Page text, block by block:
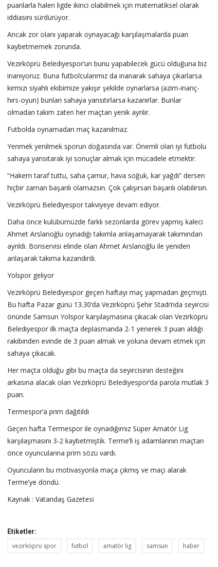
puanlarla halen ligde ikinci olabilmek için matematiksel olarak
iddiasını sürdürüyor.
Ancak zor olanı yaparak oynayacağı karşılaşmalarda puan
kaybetmemek zorunda.
Vezirköprü Belediyespor’un bunu yapabilecek gücü olduğuna biz
inanıyoruz. Buna futbolcularımız da inanarak sahaya çıkarlarsa
kırmızı siyahlı ekibimize yakışır şekilde oynarlarsa (azim-inanç-
hırs-oyun) bunları sahaya yansıtırlarsa kazanırlar. Bunlar
olmadan takım zaten her maçtan yenik ayrılır.
Futbolda oynamadan maç kazanılmaz.
Yenmek yenilmek sporun doğasında var. Önemli olan iyi futbolu
sahaya yansıtarak iyi sonuçlar almak için mücadele etmektir.
“Hakem taraf tuttu, saha çamur, hava soğuk, kar yağdı” dersen
hiçbir zaman başarılı olamazsın. Çok çalışırsan başarılı olabilirsin.
Vezirköprü Belediyespor takviyeye devam ediyor.
Daha önce kulübümüzde farklı sezonlarda görev yapmış kaleci
Ahmet Arslanoğlu oynadığı takımla anlaşamayarak takımından
ayrıldı. Bonservisi elinde olan Ahmet Arslanoğlu ile yeniden
anlaşarak takıma kazandırdı.
Yolspor geliyor
Vezirköprü Belediyespor geçen haftayı maç yapmadan geçmişti.
Bu hafta Pazar günü 13.30’da Vezirköprü Şehir Stadı’nda seyircisi
önünde Samsun Yolspor karşılaşmasına çıkacak olan Vezirköprü
Belediyespor ilk maçta deplasmanda 2-1 yenerek 3 puan aldığı
rakibinden evinde de 3 puan almak ve yoluna devam etmek için
sahaya çıkacak.
Her maçta olduğu gibi bu maçta da seyircisinin desteğini
arkasına alacak olan Vezirköprü Belediyespor’da parola mutlak 3
puan.
Termespor’a prim dağıtıldı
Geçen hafta Termespor ile oynadığımız Süper Amatör Lig
karşılaşmasını 3-2 kaybetmiştik. Terme’li iş adamlarının maçtan
önce oyuncularına prim sözü vardı.
Oyuncuların bu motivasyonla maça çıkmış ve maçı alarak
Terme’ye döndü.
Kaynak : Vatandaş Gazetesi
Etiketler:
vezirköprü spor futbol amatör lig samsun haber